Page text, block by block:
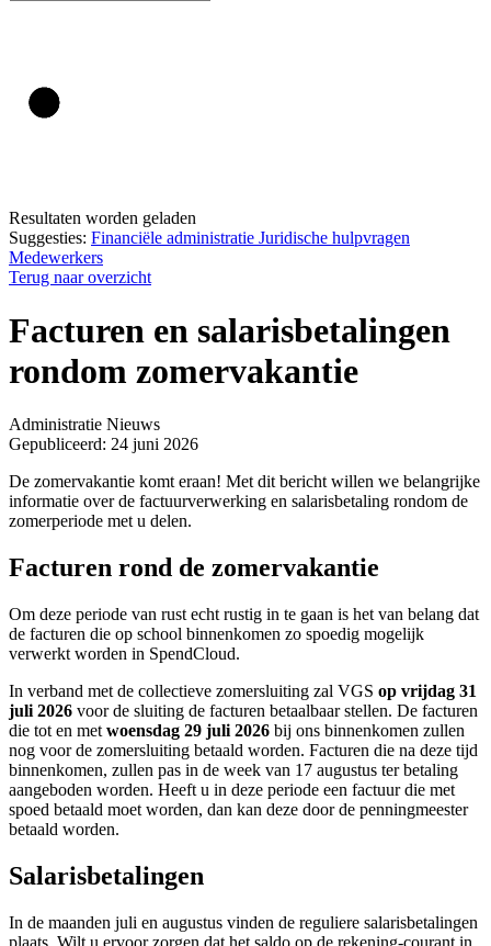
Resultaten worden geladen
Suggesties: Financiële administratie Juridische hulpvragen
Medewerkers
Terug naar overzicht
Facturen en salarisbetalingen
rondom zomervakantie
Administratie Nieuws
Gepubliceerd: 24 juni 2026
De zomervakantie komt eraan! Met dit bericht willen we belangrijke
informatie over de factuurverwerking en salarisbetaling rondom de
zomerperiode met u delen.
Facturen rond de zomervakantie
Om deze periode van rust echt rustig in te gaan is het van belang dat
de facturen die op school binnenkomen zo spoedig mogelijk
verwerkt worden in SpendCloud.
In verband met de collectieve zomersluiting zal VGS op vrijdag 31
juli 2026 voor de sluiting de facturen betaalbaar stellen. De facturen
die tot en met woensdag 29 juli 2026 bij ons binnenkomen zullen
nog voor de zomersluiting betaald worden. Facturen die na deze tijd
binnenkomen, zullen pas in de week van 17 augustus ter betaling
aangeboden worden. Heeft u in deze periode een factuur die met
spoed betaald moet worden, dan kan deze door de penningmeester
betaald worden.
Salarisbetalingen
In de maanden juli en augustus vinden de reguliere salarisbetalingen
plaats. Wilt u ervoor zorgen dat het saldo op de rekening-courant in